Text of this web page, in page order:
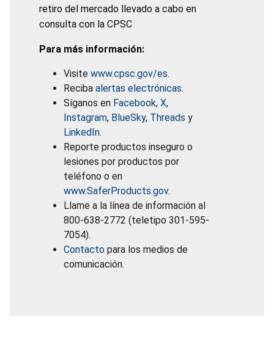
retiro del mercado llevado a cabo en
consulta con la CPSC
Para más información:
Visite www.cpsc.gov/es.
Reciba alertas electrónicas.
Síganos en Facebook, X,
Instagram, BlueSky, Threads y
LinkedIn.
Reporte productos inseguro o
lesiones por productos por
teléfono o en
www.SaferProducts.gov.
Llame a la línea de información al
800-638-2772 (teletipo 301-595-
7054).
Contacto para los medios de
comunicación.